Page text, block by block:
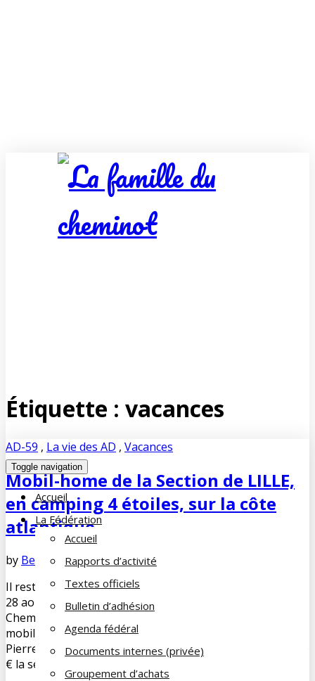
Toggle navigation
Accueil
La Fédération
Accueil
Rapports d’activité
Textes officiels
Bulletin d’adhésion
Agenda fédéral
Documents internes (privée)
Groupement d’achats
Étiquette : vacances
AD-59 , La vie des AD , Vacances
Mobil-home de la Section de LILLE,
en camping 4 étoiles, sur la côte
atlantique
by Bernard SOORBEEKjuillet 12, 2021
Il reste des semaines de location disponibles à partir du
28 août 2021 pour tout adhérent de la Famille du
Cheminot, de toutes les AD Réservez votre séjour en
mobil-home 4/6 personnes Au camping SIBLU 4* des
Pierres couchées, à SAINT BREVIN LES PINS De 250 à 500
€ la semaine Animaux acceptés (hors chiens […]